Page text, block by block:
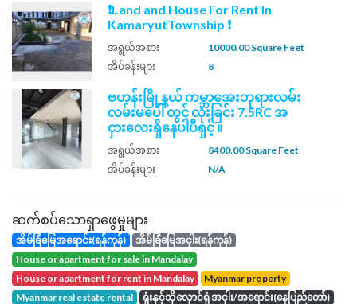
❗Land and House For Rent In
KamaryutTownship ❗
အရွယ်အစား
10000.00 Square Feet
အိပ်ခန်းများ
8
ဗဟန်းမြို့နယ် ကမ္ဘာ​အေးဘုရားလမ်း
လမ်းမပေါ် တွင် လုံးခြင်း 7.5RC အ
ငှားလေးရှိနေပါပီရှင့် ။
အရွယ်အစား
8400.00 Square Feet
အိပ်ခန်းများ
N/A
ဆက်စပ်သောရှာဖွေမှုများ
အိမ်ခြံမြေအရောင်း(ရန်ကုန်)
အိမ်ခြံမြေအငှါး(ရန်ကုန်)
house or apartment for sale in Mandalay
house or apartment for rent in Mandalay
Myanmar property
Myanmar real estate rental
ရုံးနှင့်သိုလှောင်ရုံ အငှါး/အရောင်း(နေပြည်တော်)